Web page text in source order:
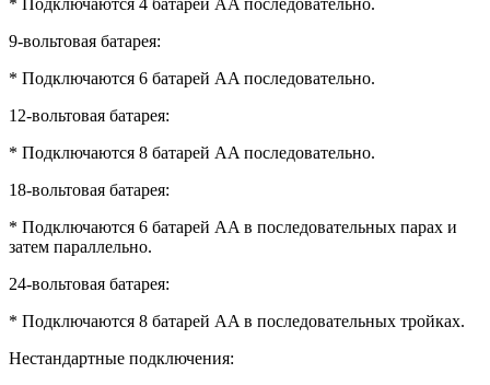
* Подключаются 4 батареи AA последовательно.
9-вольтовая батарея:
* Подключаются 6 батарей AA последовательно.
12-вольтовая батарея:
* Подключаются 8 батарей AA последовательно.
18-вольтовая батарея:
* Подключаются 6 батарей AA в последовательных парах и
затем параллельно.
24-вольтовая батарея:
* Подключаются 8 батарей AA в последовательных тройках.
Нестандартные подключения: